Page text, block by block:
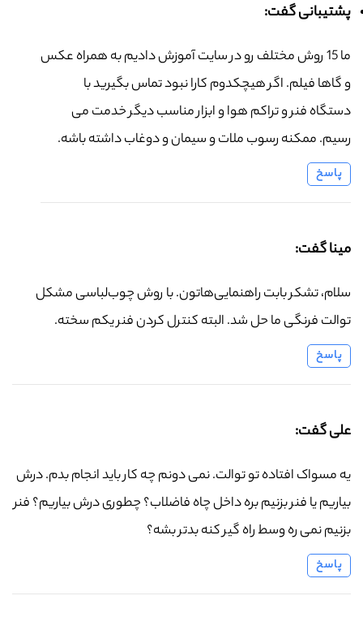
پشتیبانی گفت:
ما 15 روش مختلف رو در سایت آموزش دادیم به همراه عکس
و گاها فیلم. اگر هیچکدوم کارا نبود تماس بگیرید با
دستگاه فنر و تراکم هوا و ابزار مناسب دیگر خدمت می
رسیم. ممکنه رسوب ملات و سیمان و دوغاب داشته باشه.
پاسخ
مینا گفت:
سلام، تشکر بابت راهنمایی‌هاتون. با روش چوب‌لباسی مشکل
توالت فرنگی ما حل شد. البته کنترل کردن فنر یکم سخته.
پاسخ
علی گفت:
یه مسواک افتاده تو توالت. نمی دونم چه کار باید انجام بدم. درش
بیاریم یا فنر بزنیم بره داخل چاه فاضلاب؟ چطوری درش بیاریم؟ فنر
بزنیم نمی ره وسط راه گیر کنه بدتر بشه؟
پاسخ